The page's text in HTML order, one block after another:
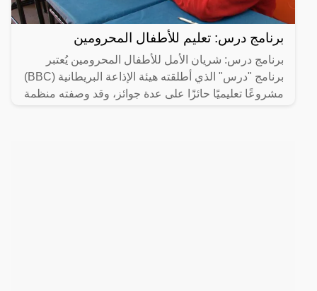
برنامج درس: تعليم للأطفال المحرومين
برنامج درس: شريان الأمل للأطفال المحرومين يُعتبر
برنامج "درس" الذي أطلقته هيئة الإذاعة البريطانية (BBC)
مشروعًا تعليميًا حائزًا على عدة جوائز، وقد وصفته منظمة